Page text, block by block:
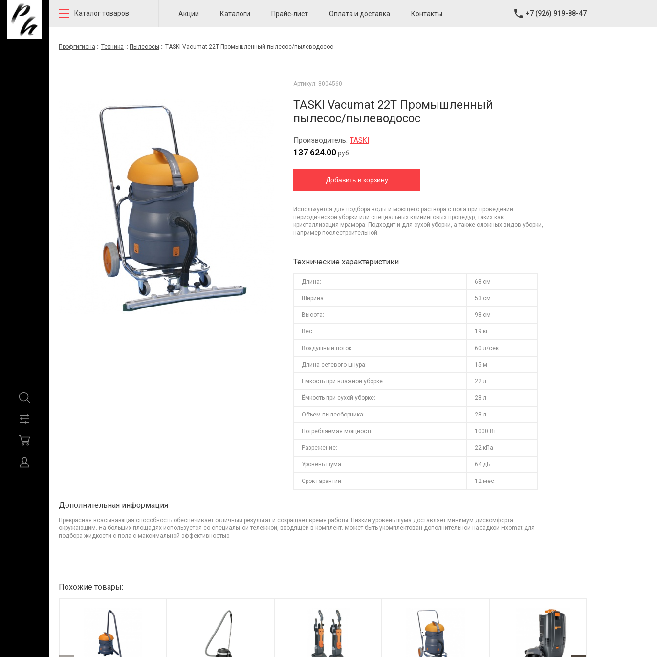
Каталог товаров Акции Каталоги Прайс-лист Оплата и доставка Контакты +7 (926) 919-88-47
Профгигиена :: Техника :: Пылесосы :: TASKI Vacumat 22T Промышленный пылесос/пылеводосос
Артикул: 8004560
TASKI Vacumat 22T Промышленный
пылесос/пылеводосос
Производитель: TASKI
137 624.00руб.
Используется для подбора воды и моющего раствора с пола при проведении
периодической уборки или специальных клининговых процедур, таких как
кристаллизация мрамора. Подходит и для сухой уборки, а также сложных видов уборки,
например послестроительной.
Технические характеристики
Длина: 68 см
Ширина: 53 см
Высота: 98 см
Вес: 19 кг
Воздушный поток: 60 л/сек
Длина сетевого шнура: 15 м
Ёмкость при влажной уборке: 22 л
Ёмкость при сухой уборке: 28 л
Объем пылесборника: 28 л
Потребляемая мощность: 1000 Вт
Разрежение: 22 кПа
Уровень шума: 64 дБ
Срок гарантии: 12 мес.
Дополнительная информация
Прекрасная всасывающая способность обеспечивает отличный результат и сокращает время работы. Низкий уровень шума доставляет минимум дискомфорта
окружающим. На больших площадях используется со специальной тележкой, входящей в комплект. Может быть укомплектован дополнительной насадкой Fixomat для
подбора жидкости с пола с максимальной эффективностью.
Похожие товары: